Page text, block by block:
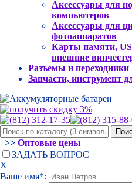
Аксессуары для
компьютеров
Аксессуары для
фотоаппаратов
Карты памяти,
внешние
Разъемы и переходники
Запчасти, инструмент
>> Оптовые цены
ЗАДАТЬ ВОПРОС
Х
Ваше имя*: